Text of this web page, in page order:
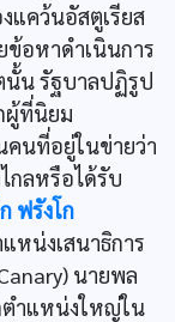
แคว้นอัสตูเรียส
อหาดำเนินการ
นั้น รัฐบาลปฏิรูป
ผู้ที่นิยม
คนที่อยู่ในข่ายว่า
กลหรือได้รับ
ฟรังโก
หน่งเสนาธิการ
นายพล
ตำแหน่งใหญ่ใน